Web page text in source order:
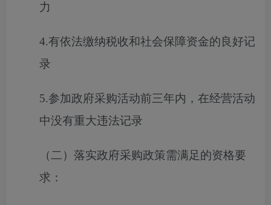
力
4.有依法缴纳税收和社会保障资金的良好记
录
5.参加政府采购活动前三年内，在经营活动
中没有重大违法记录
（二）落实政府采购政策需满足的资格要
求：